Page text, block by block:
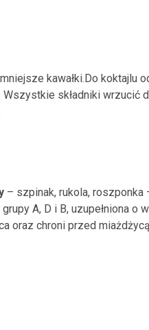
kawałki.Do koktajlu
składniki wrzucić
– szpinak, rukola, roszponka
A, D i B, uzupełniona o
oraz chroni przed